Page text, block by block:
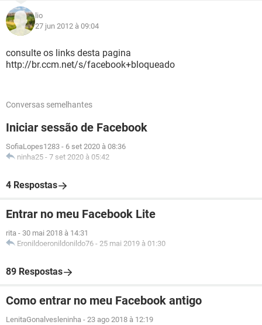
lio
27 jun 2012 à 09:04
consulte os links desta pagina
http://br.ccm.net/s/facebook+bloqueado
Conversas semelhantes
Iniciar sessão de Facebook
SofiaLopes1283 - 6 set 2020 à 08:36
ninha25 - 7 set 2020 à 05:42
4 Respostas
Entrar no meu Facebook Lite
rita - 30 mai 2018 à 14:31
Eronildoeronildonildo76 - 25 mai 2019 à 01:30
89 Respostas
Como entrar no meu Facebook antigo
LenitaGonalvesleninha - 23 ago 2018 à 12:19